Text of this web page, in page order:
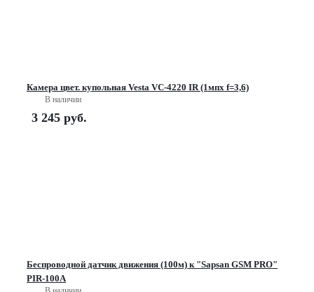
Камера цвет. купольная Vesta VC-4220 IR (1мпх f=3,6)
В наличии
3 245 руб.
Беспроводной датчик движения (100м) к "Sapsan GSM PRO"
PIR-100A